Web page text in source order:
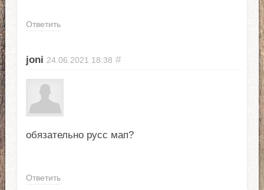
Ответить
joni 24.06.2021 18:38 #
обязательно русс мап?
Ответить